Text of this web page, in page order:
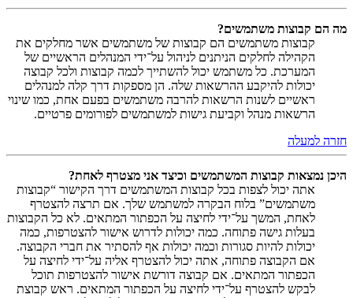
מה הם קבוצות משתמשים?
קבוצות משתמשים הם קבוצות של משתמשים אשר מחלקים את
הקהילה לחלקים הניתנים לניהול על־ידי המנהלים הראשיים של
המערכת. כל משתמש יכול להשתייך לכמה קבוצות ולכל קבוצה
יכולות להיקבע ההרשאות שלה. הן מספקות דרך קלה למנהלים
ראשיים לשנות הרשאות להרבה משתמשים בפעם אחת, כמו שינוי
הרשאות מנהל וקביעת גישות למשתמשים לפורומים פרטיים.
חזרה למעלה
היכן נמצאות קבוצות המשתמשים וכיצד אני מצטרף לאחת?
אתה יכול לצפות בכל קבוצות המשתמשים דרך הקישור “קבוצות
משתמשים” בלוח הבקרה למשתמש שלך. אם תרצה להצטרף
לאחת, המשך על־ידי לחיצה על הכפתור המתאים. לא כל הקבוצות
בעלות גישה פתוחה. כמה יכולות לדרוש אישור להצטרפות, כמה
יכולות להיות סגורות וכמה יכולות אף להסתיר את חברי הקבוצה.
אם הקבוצה פתוחה, אתה יכול להצטרף אליה על־ידי לחיצה על
הכפתור המתאים. אם קבוצה דורשת אישור להצטרפות תוכל
לבקש להצטרף על־ידי לחיצה על הכפתור המתאים. ראש קבוצת